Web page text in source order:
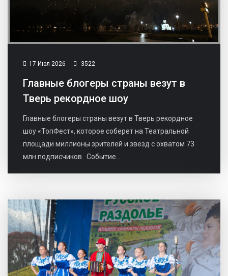
17 Июл 2026 3522
Главные блогеры страны везут в
Тверь рекордное шоу
Главные блогеры страны везут в Тверь рекордное
шоу «ТопФест», которое соберет на Театральной
площади миллионы зрителей и звезд с охватом 73
млн подписчиков. Событие...